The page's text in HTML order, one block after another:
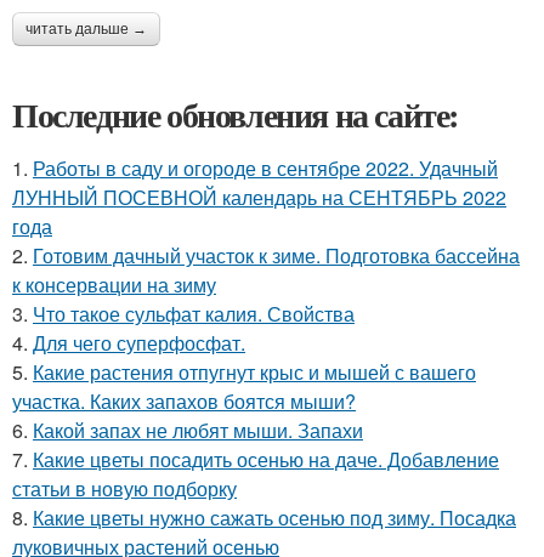
читать дальше →
Последние обновления на сайте:
1. Работы в саду и огороде в сентябре 2022. Удачный
ЛУННЫЙ ПОСЕВНОЙ календарь на СЕНТЯБРЬ 2022
года
2. Готовим дачный участок к зиме. Подготовка бассейна
к консервации на зиму
3. Что такое сульфат калия. Свойства
4. Для чего суперфосфат.
5. Какие растения отпугнут крыс и мышей с вашего
участка. Каких запахов боятся мыши?
6. Какой запах не любят мыши. Запахи
7. Какие цветы посадить осенью на даче. Добавление
статьи в новую подборку
8. Какие цветы нужно сажать осенью под зиму. Посадка
луковичных растений осенью